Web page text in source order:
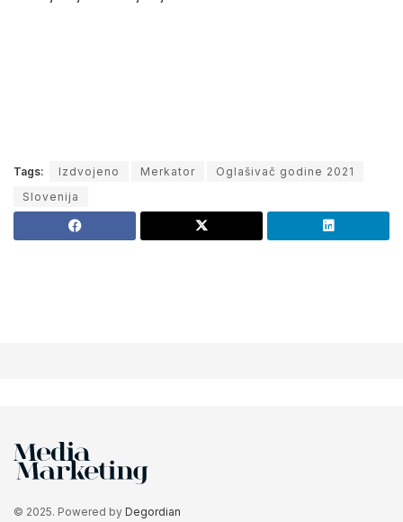
Tags: Izdvojeno Merkator
Oglašivač godine 2021
Slovenija
© 2025. Powered by Degordian